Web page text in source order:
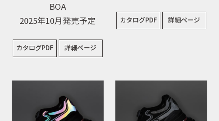
BOA
2025年10月発売予定
カタログPDF 詳細ページ
カタログPDF 詳細ページ